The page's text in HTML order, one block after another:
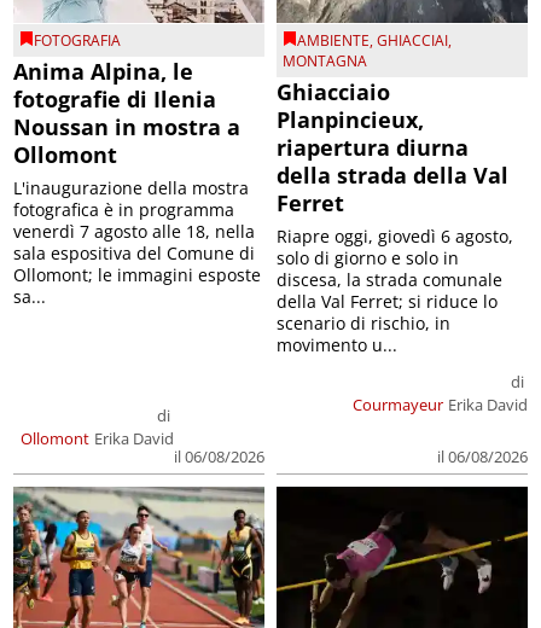
FOTOGRAFIA
Anima Alpina, le
fotografie di Ilenia
Noussan in mostra a
Ollomont
Ollomont
di
Erika David
il 06/08/2026
L'inaugurazione della mostra
fotografica è in programma
venerdì 7 agosto alle 18, nella
sala espositiva del Comune di
Ollomont; le immagini esposte
sa...
AMBIENTE,GHIACCIAI,
MONTAGNA
Ghiacciaio
Planpincieux,
riapertura diurna
della strada della Val
Ferret
Courmayeur
di
Erika David
il 06/08/2026
Riapre oggi, giovedì 6 agosto,
solo di giorno e solo in
discesa, la strada comunale
della Val Ferret; si riduce lo
scenario di rischio, in
movimento u...